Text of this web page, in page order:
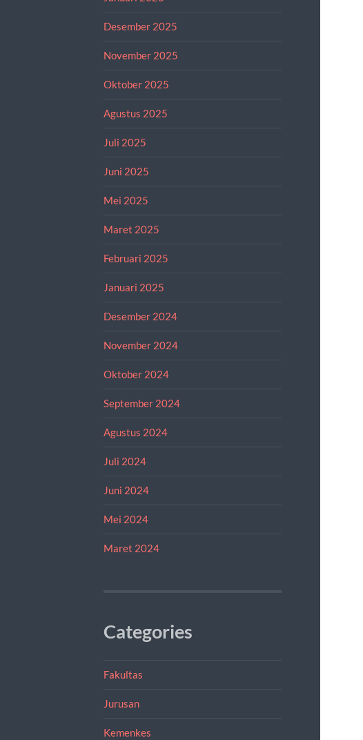
Desember 2025
November 2025
Oktober 2025
Agustus 2025
Juli 2025
Juni 2025
Mei 2025
Maret 2025
Februari 2025
Januari 2025
Desember 2024
November 2024
Oktober 2024
September 2024
Agustus 2024
Juli 2024
Juni 2024
Mei 2024
Maret 2024
Categories
Fakultas
Jurusan
Kemenkes